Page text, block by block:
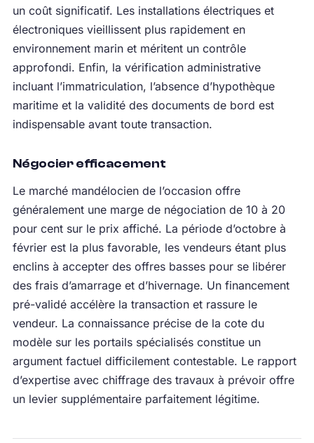
un coût significatif. Les installations électriques et
électroniques vieillissent plus rapidement en
environnement marin et méritent un contrôle
approfondi. Enfin, la vérification administrative
incluant l’immatriculation, l’absence d’hypothèque
maritime et la validité des documents de bord est
indispensable avant toute transaction.
Négocier efficacement
Le marché mandélocien de l’occasion offre
généralement une marge de négociation de 10 à 20
pour cent sur le prix affiché. La période d’octobre à
février est la plus favorable, les vendeurs étant plus
enclins à accepter des offres basses pour se libérer
des frais d’amarrage et d’hivernage. Un financement
pré-validé accélère la transaction et rassure le
vendeur. La connaissance précise de la cote du
modèle sur les portails spécialisés constitue un
argument factuel difficilement contestable. Le rapport
d’expertise avec chiffrage des travaux à prévoir offre
un levier supplémentaire parfaitement légitime.